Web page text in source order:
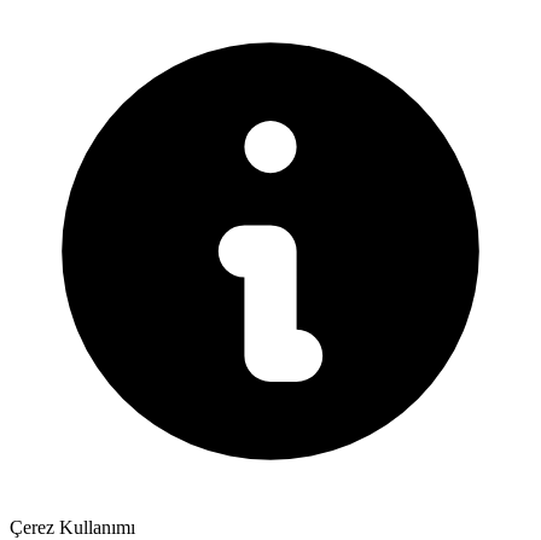
Çerez Kullanımı